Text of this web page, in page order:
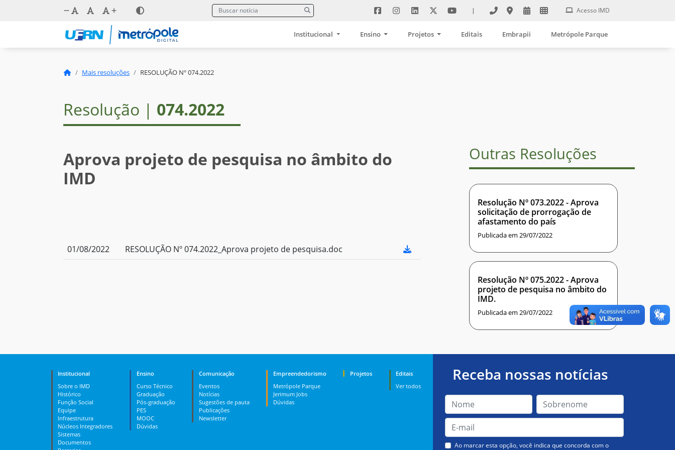
| Acesso IMD
Institucional Ensino Projetos Editais Embrapii Metrópole Parque
Mais resoluções RESOLUÇÃO Nº 074.2022
Resolução | 074.2022
Aprova projeto de pesquisa no âmbito do
IMD
01/08/2022 RESOLUÇÃO Nº 074.2022_Aprova projeto de pesquisa.doc
Outras Resoluções
Resolução Nº 073.2022 - Aprova
solicitação de prorrogação de
afastamento do país
Publicada em 29/07/2022
Resolução Nº 075.2022 - Aprova
projeto de pesquisa no âmbito do
IMD.
Publicada em 29/07/2022
Institucional
Sobre o IMD
Histórico
Função Social
Equipe
Infraestrutura
Núcleos Integradores
Sistemas
Documentos
Ensino
Curso Técnico
Graduação
Pós-graduação
PES
MOOC
Dúvidas
Comunicação
Eventos
Notícias
Sugestões de pauta
Publicações
Newsletter
Empreendedorismo
Metrópole Parque
Jerimum Jobs
Dúvidas
Projetos
Editais
Ver todos
Receba nossas notícias
Ao marcar esta opção, você indica que concorda com o